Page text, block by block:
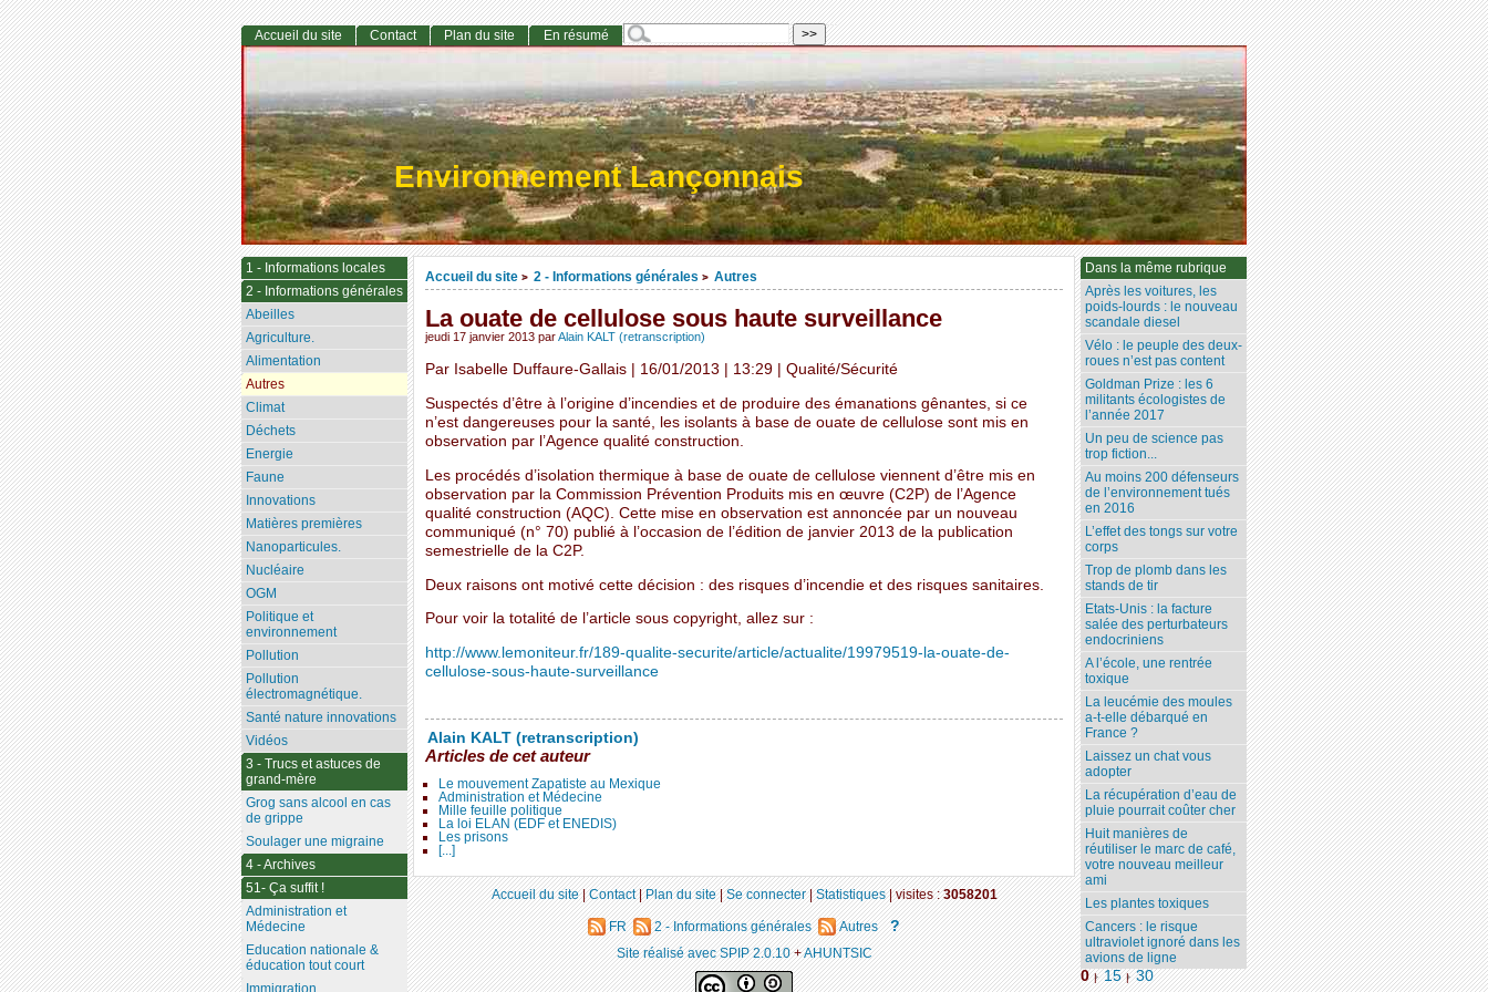
Environnement Lançonnais
Accueil du site > 2 - Informations générales > Autres
La ouate de cellulose sous haute surveillance
jeudi 17 janvier 2013 parAlain KALT (retranscription)
Par Isabelle Duffaure-Gallais | 16/01/2013 | 13:29 | Qualité/Sécurité
Suspectés d’être à l’origine d’incendies et de produire des émanations gênantes, si ce
n’est dangereuses pour la santé, les isolants à base de ouate de cellulose sont mis en
observation par l’Agence qualité construction.
Les procédés d’isolation thermique à base de ouate de cellulose viennent d’être mis en
observation par la Commission Prévention Produits mis en œuvre (C2P) de l’Agence
qualité construction (AQC). Cette mise en observation est annoncée par un nouveau
communiqué (n° 70) publié à l’occasion de l’édition de janvier 2013 de la publication
semestrielle de la C2P.
Deux raisons ont motivé cette décision : des risques d’incendie et des risques sanitaires.
Pour voir la totalité de l’article sous copyright, allez sur :
http://www.lemoniteur.fr/189-qualite-securite/article/actualite/19979519-la-ouate-de-
cellulose-sous-haute-surveillance
Alain KALT (retranscription)
Articles de cet auteur
Le mouvement Zapatiste au Mexique
Administration et Médecine
Mille feuille politique
La loi ELAN (EDF et ENEDIS)
Les prisons
[...]
Dans la même rubrique
Après les voitures, les
poids-lourds : le nouveau
scandale diesel
Vélo : le peuple des deux-
roues n’est pas content
Goldman Prize : les 6
militants écologistes de
l’année 2017
Un peu de science pas
trop fiction...
Au moins 200 défenseurs
de l’environnement tués
en 2016
L’effet des tongs sur votre
corps
Trop de plomb dans les
stands de tir
Etats-Unis : la facture
salée des perturbateurs
endocriniens
A l’école, une rentrée
toxique
La leucémie des moules
a-t-elle débarqué en
France ?
Laissez un chat vous
adopter
La récupération d’eau de
pluie pourrait coûter cher
Huit manières de
réutiliser le marc de café,
votre nouveau meilleur
ami
Les plantes toxiques
Cancers : le risque
ultraviolet ignoré dans les
avions de ligne
0 | 15 | 30
Accueil du site Contact Plan du site En résumé
1 - Informations locales
2 - Informations générales
Abeilles
Agriculture.
Alimentation
Autres
Climat
Déchets
Energie
Faune
Innovations
Matières premières
Nanoparticules.
Nucléaire
OGM
Politique et
environnement
Pollution
Pollution
électromagnétique.
Santé nature innovations
Vidéos
3 - Trucs et astuces de
grand-mère
Grog sans alcool en cas
de grippe
Soulager une migraine
4 - Archives
51- Ça suffit !
Administration et
Médecine
Education nationale &
éducation tout court
Accueil du site|Contact|Plan du site|Se connecter|Statistiques|visites :3058201
FR 2 - Informations générales Autres ?
Site réalisé avec SPIP 2.0.10+AHUNTSIC